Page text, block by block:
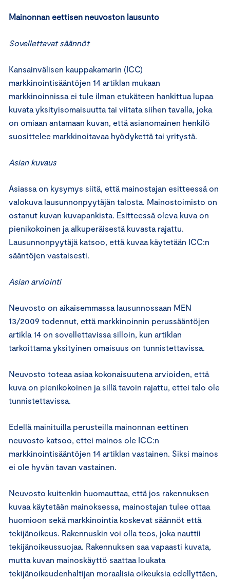
Mainonnan eettisen neuvoston lausunto
Sovellettavat säännöt
Kansainvälisen kauppakamarin (ICC)
markkinointisääntöjen 14 artiklan mukaan
markkinoinnissa ei tule ilman etukäteen hankittua lupaa
kuvata yksityisomaisuutta tai viitata siihen tavalla, joka
on omiaan antamaan kuvan, että asianomainen henkilö
suosittelee markkinoitavaa hyödykettä tai yritystä.
Asian kuvaus
Asiassa on kysymys siitä, että mainostajan esitteessä on
valokuva lausunnonpyytäjän talosta. Mainostoimisto on
ostanut kuvan kuvapankista. Esitteessä oleva kuva on
pienikokoinen ja alkuperäisestä kuvasta rajattu.
Lausunnonpyytäjä katsoo, että kuvaa käytetään ICC:n
sääntöjen vastaisesti.
Asian arviointi
Neuvosto on aikaisemmassa lausunnossaan MEN
13/2009 todennut, että markkinoinnin perussääntöjen
artikla 14 on sovellettavissa silloin, kun artiklan
tarkoittama yksityinen omaisuus on tunnistettavissa.
Neuvosto toteaa asiaa kokonaisuutena arvioiden, että
kuva on pienikokoinen ja sillä tavoin rajattu, ettei talo ole
tunnistettavissa.
Edellä mainituilla perusteilla mainonnan eettinen
neuvosto katsoo, ettei mainos ole ICC:n
markkinointisääntöjen 14 artiklan vastainen. Siksi mainos
ei ole hyvän tavan vastainen.
Neuvosto kuitenkin huomauttaa, että jos rakennuksen
kuvaa käytetään mainoksessa, mainostajan tulee ottaa
huomioon sekä markkinointia koskevat säännöt että
tekijänoikeus. Rakennuskin voi olla teos, joka nauttii
tekijänoikeussuojaa. Rakennuksen saa vapaasti kuvata,
mutta kuvan mainoskäyttö saattaa loukata
tekijänoikeudenhaltijan moraalisia oikeuksia edellyttäen,